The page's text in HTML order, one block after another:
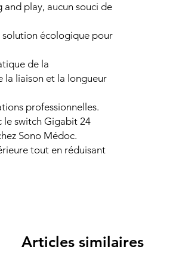
play, aucun souci de
solution écologique pour
de la
la liaison et la longueur
professionnelles.
le switch Gigabit 24
Sono Médoc.
tout en réduisant
Articles similaires